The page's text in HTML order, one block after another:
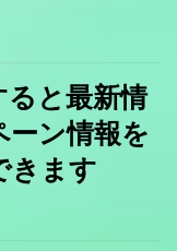
と最新情
ーン情報を
きます